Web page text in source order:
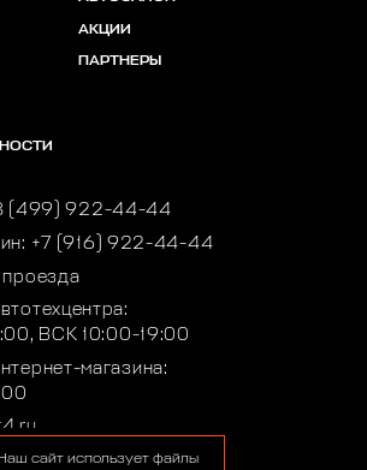
АКЦИИ
ПАРТНЕРЫ
(499) 922-44-44
+7 (916) 922-44-44
ВСК 10:00-19:00
магазина:
сайт использует файлы